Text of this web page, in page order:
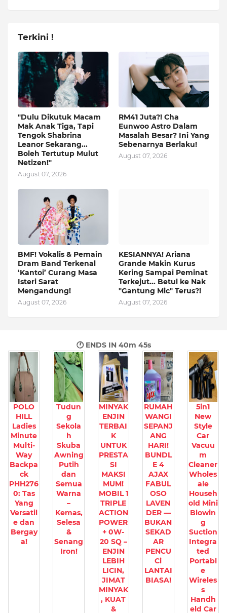
Terkini !
"Dulu Dikutuk Macam
Mak Anak Tiga, Tapi
Tengok Shabrina
Leanor Sekarang...
Boleh Tertutup Mulut
Netizen!"
August 07, 2026
RM41 Juta?! Cha
Eunwoo Astro Dalam
Masalah Besar? Ini Yang
Sebenarnya Berlaku!
August 07, 2026
BMF! Vokalis & Pemain
Dram Band Terkenal
‘Kantoi’ Curang Masa
Isteri Sarat
Mengandung!
August 07, 2026
KESIANNYA! Ariana
Grande Makin Kurus
Kering Sampai Peminat
Terkejut... Betul ke Nak
"Gantung Mic" Terus?!
August 07, 2026
🕐 ENDS IN 40m 44s
POLO
HILL
Ladies
Minute
Multi-
Way
Backpa
ck
PHH276
0: Tas
Yang
Versatil
e dan
Bergay
a!
Tudun
g
Sekola
h
Skuba
Awning
Putih
dan
Semua
Warna
–
Kemas,
Selesa
&
Senang
Iron!
MINYAK
ENJIN
TERBAI
K
UNTUK
PRESTA
SI
MAKSI
MUM!
MOBIL 1
TRIPLE
ACTION
POWER
+ 0W-
20 SQ –
ENJIN
LEBIH
LICIN,
JIMAT
MINYAK
, KUAT
&
RUMAH
WANGI
SEPANJ
ANG
HARI!
BUNDL
E 4
AJAX
FABUL
OSO
LAVEN
DER —
BUKAN
SEKAD
AR
PENCU
Ci
LANTAI
BIASA!
5in1
New
Style
Car
Vacuu
m
Cleaner
Wholes
ale
Househ
old Mini
Blowin
g
Suction
Integra
ted
Portabl
e
Wireles
s
Handh
eld Car